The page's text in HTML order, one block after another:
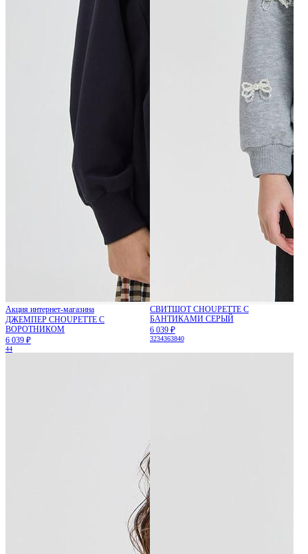
Акция интернет-магазина
ДЖЕМПЕР CHOUPETTE С
ВОРОТНИКОМ
6 039 ₽
44
СВИТШОТ CHOUPETTE С
БАНТИКАМИ СЕРЫЙ
6 039 ₽
3234363840